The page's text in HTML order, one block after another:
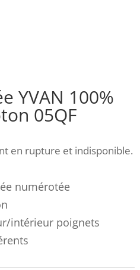
YVAN 100%
05QF
en rupture et indisponible.
numérotée
intérieur poignets